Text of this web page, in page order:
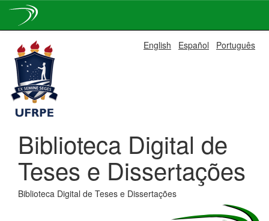
navigation
English Español Português
Biblioteca Digital de
Teses e Dissertações
Biblioteca Digital de Teses e Dissertações